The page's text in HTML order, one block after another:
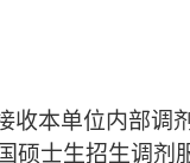
本单位内部调
士生招生调剂